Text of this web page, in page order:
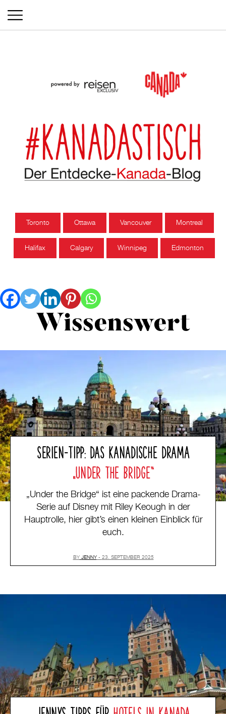
Toronto Ottawa Vancouver Montreal
Halifax Calgary Winnipeg Edmonton
Wissenswert
SERIEN-TIPP: DAS KANADISCHE DRAMA
„UNDER THE BRIDGE“
„Under the Bridge“ ist eine packende Drama-
Serie auf Disney mit Riley Keough in der
Hauptrolle, hier gibt’s einen kleinen Einblick für
euch.
BY JENNY 23. SEPTEMBER 2025